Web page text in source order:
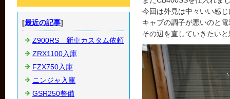
今回は外見は中々いい感
キャブの調子が悪いのと
その辺を直していきたい
[最近の記事]
Z900RS 新車カスタム依頼
ZRX1100入庫
FZX750入庫
ニンジャ入庫
GSR250整備